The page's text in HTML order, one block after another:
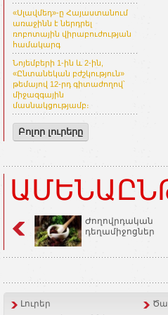
«Սլավմեդ»-ը Հայաստանում
առաջինն է ներդրել
ռոբոտային վիրաբուժության
համակարգ
Նոյեմբերի 1-ին և 2-ին,
«Ընտանեկան բժշկություն»
թեմայով 12-րդ գիտաժողով՝
միջազգային
մասնակցությամբ։
Բոլոր լուրերը
Ժողովրդական
դեղամիջոցներ
Լուրեր